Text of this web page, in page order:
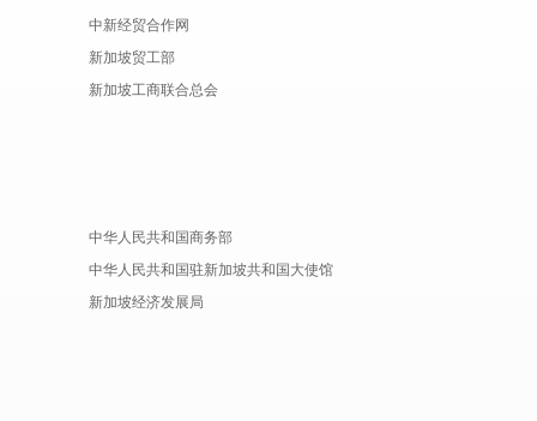
中新经贸合作网
新加坡贸工部
新加坡工商联合总会
中华人民共和国商务部
中华人民共和国驻新加坡共和国大使馆
新加坡经济发展局